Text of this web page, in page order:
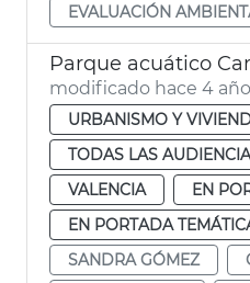
EVALUACIÓN
Parque acuático
modificado hace 4
URBANISMO Y
TODAS LAS
VALENCIA
EN
EN PORTADA
SANDRA GÓMEZ